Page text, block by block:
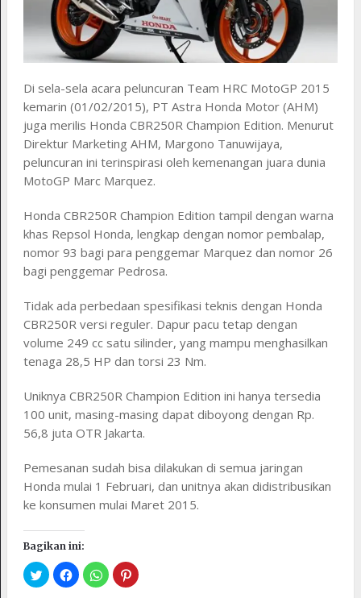
Di sela-sela acara peluncuran Team HRC MotoGP 2015
kemarin (01/02/2015), PT Astra Honda Motor (AHM)
juga merilis Honda CBR250R Champion Edition. Menurut
Direktur Marketing AHM, Margono Tanuwijaya,
peluncuran ini terinspirasi oleh kemenangan juara dunia
MotoGP Marc Marquez.
Honda CBR250R Champion Edition tampil dengan warna
khas Repsol Honda, lengkap dengan nomor pembalap,
nomor 93 bagi para penggemar Marquez dan nomor 26
bagi penggemar Pedrosa.
Tidak ada perbedaan spesifikasi teknis dengan Honda
CBR250R versi reguler. Dapur pacu tetap dengan
volume 249 cc satu silinder, yang mampu menghasilkan
tenaga 28,5 HP dan torsi 23 Nm.
Uniknya CBR250R Champion Edition ini hanya tersedia
100 unit, masing-masing dapat diboyong dengan Rp.
56,8 juta OTR Jakarta.
Pemesanan sudah bisa dilakukan di semua jaringan
Honda mulai 1 Februari, dan unitnya akan didistribusikan
ke konsumen mulai Maret 2015.
Bagikan ini: